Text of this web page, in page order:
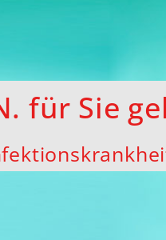
für Sie